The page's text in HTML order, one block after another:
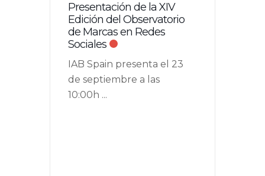
Presentación de la XIV
Edición del Observatorio
de Marcas en Redes
Sociales
IAB Spain presenta el 23
de septiembre a las
10:00h ...